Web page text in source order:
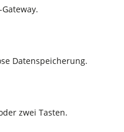
Datenspeicherung.
zwei Tasten.